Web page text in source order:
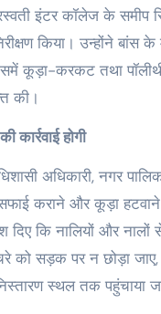
इंटर कॉलेज के समीप
किया। उन्होंने बांस
कूड़ा-करकट तथा
की।
कार्रवाई होगी
अधिकारी, नगर
कराने और कूड़ा हटवाने
दिए कि नालियों और नालों
को सड़क पर न छोड़ा
स्थल तक पहुंचाया